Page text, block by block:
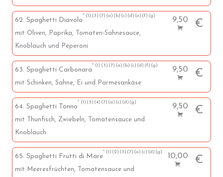
62. Spaghetti Diavolo
1 3 7 a b c d e f g 9,50 €
mit Oliven, Paprika, Tomaten-Sahnesauce,
Knoblauch und Peperoni
63. Spaghetti Carbonara
1 3 7 a b c d f g 9,50 €
mit Schinken, Sahne, Ei und Parmesankäse
64. Spaghetti Tonno
1 3 4 7 a c d g 9,50 €
mit Thunfisch, Zwiebeln, Tomatensauce und
Knoblauch
65. Spaghetti Frutti di Mare
1 2 3 7 a c d g 10,00 €
mit Meeresfrüchten, Tomatensauce und